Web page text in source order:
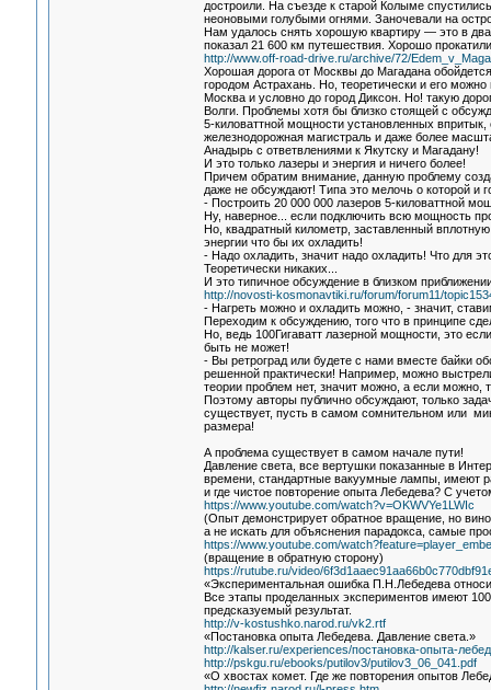
достроили. На съезде к старой Колыме
неоновыми голубыми огнями. Заночевали на
Нам удалось снять хорошую квартиру — это в
показал 21 600 км путешествия. Хорошо
http://www.off-road-drive.ru/archive/72/
Хорошая дорога от Москвы до Магадана
городом Астрахань. Но, теоретически и его
Москва и условно до город Диксон. Но! такую
Волги. Проблемы хотя бы близко стоящей с
5-киловаттной мощности установленных
железнодорожная магистраль и даже более
Анадырь с ответвлениями к Якутску и Магадану!
И это только лазеры и энергия и ничего более!
Причем обратим внимание, данную проблему
даже не обсуждают! Типа это мелочь о которой и
- Построить 20 000 000 лазеров 5-киловаттной
Ну, наверное... если подключить всю мощность
Но, квадратный километр, заставленный
энергии что бы их охладить!
- Надо охладить, значит надо охладить! Что для
Теоретически никаких...
И это типичное обсуждение в близком
http://novosti-kosmonavtiki.ru/forum/forum11/
- Нагреть можно и охладить можно, - значит,
Переходим к обсуждению, того что в принципе
Но, ведь 100Гигаватт лазерной мощности, это
быть не может!
- Вы ретроград или будете с нами вместе байки
решенной практически! Например, можно
теории проблем нет, значит можно, а если можно,
Поэтому авторы публично обсуждают, только
существует, пусть в самом сомнительном или
размера!
А проблема существует в самом начале пути!
Давление света, все вертушки показанные в
времени, стандартные вакуумные лампы, имеют
и где чистое повторение опыта Лебедева? С
https://www.youtube.com/watch?v=OKWVYe1LWIc
(Опыт демонстрирует обратное вращение, но
а не искать для объяснения парадокса, самые
https://www.youtube.com/
(вращение в обратную сторону)
https://rutube.ru/video/
«Экспериментальная ошибка П.Н.Лебедева
Все этапы проделанных экспериментов имеют
предсказуемый результат.
http://v-kostushko.narod.ru/vk2.rtf
«Постановка опыта Лебедева. Давление света.»
http://kalser.ru/experiences/постановка-опыта-
http://pskgu.ru/ebooks/putilov3/putilov3_06_041.pdf
«О хвостах комет. Где же повторения опытов